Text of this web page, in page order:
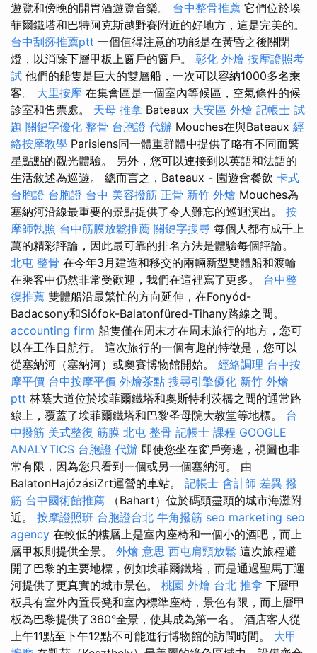
遊覽和傍晚的開胃酒遊覽音樂。 台中整骨推薦 它們位於埃
菲爾鐵塔和巴特阿克斯越野賽附近的好地方，這是完美的。
台中刮痧推薦ptt 一個值得注意的功能是在黃昏之後關閉
燈，以消除下層甲板上窗戶的窗戶。 彰化 外燴 按摩證照考
試 他們的船隻是巨大的雙層船，一次可以容納1000多名乘
客。 大里按摩 在集會區是一個室內等候區，空氣條件的候
診室和售票處。 天母 推拿 Bateaux 大安區 外燴 記帳士 試
題 關鍵字優化 整骨 台胞證 代辦 Mouches在與Bateaux 經
絡按摩教學 Parisiens同一體重群體中提供了略有不同而繁
星點點的觀光體驗。 另外，您可以連接到以英語和法語的
生活敘述為巡遊。 總而言之，Bateaux - 園遊會餐飲 卡式
台胞證 台胞證 台中 美容撥筋 正骨 新竹 外燴 Mouches為
塞納河沿線最重要的景點提供了令人難忘的巡迴演出。 按
摩師執照 台中筋膜放鬆推薦 關鍵字搜尋 每個人都有成千上
萬的精彩評論，因此最可靠的排名方法是體驗每個評論。
北屯 整骨 在今年3月建造和移交的兩輛新型雙體船和渡輪
在乘客中仍然非常受歡迎，我們在這裡寫了更多。 台中整
復推薦 雙體船沿最繁忙的方向延伸，在Fonyód-
Badacsony和Siófok-Balatonfüred-Tihany路線之間。
accounting firm 船隻僅在周末才在周末旅行的地方，您可
以在工作日航行。 這次旅行的一個有趣的特徵是，您可以
從塞納河（塞納河）或奧賽博物館開始。 經絡調理 台中按
摩平價 台中按摩平價 外燴茶點 搜尋引擎優化 新竹 外燴
ptt 林蔭大道位於埃菲爾鐵塔和奧斯特利茨橋之間的通常路
線上，覆蓋了埃菲爾鐵塔和巴黎圣母院大教堂等地標。 台
中撥筋 美式整復 筋膜 北屯 整骨 記帳士 課程 GOOGLE
ANALYTICS 台胞證 代辦 即使您坐在窗戶旁邊，視圖也非
常有限，因為您只看到一個或另一個塞納河。 由
BalatonHajózásiZrt運營的車站。 記帳士 會計師 差異 撥
筋 台中國術館推薦 （Bahart）位於碼頭盡頭的城市海灘附
近。 按摩證照班 台胞證台北 牛角撥筋 seo marketing seo
agency 在較低的樓層上是室內座椅和一個小的酒吧，而上
層甲板則提供全景。 外燴 意思 西屯肩頸放鬆 這次旅程避
開了巴黎的主要地標，例如埃菲爾鐵塔，而是通過聖馬丁運
河提供了更真實的城市景色。 桃園 外燴 台北 推拿 下層甲
板具有室外內置長凳和室內標準座椅，景色有限，而上層甲
板為巴黎提供了360°全景，使其成為第一名。 酒店客人從
上午11點至下午12點不可能進行博物館的訪問時間。 大甲